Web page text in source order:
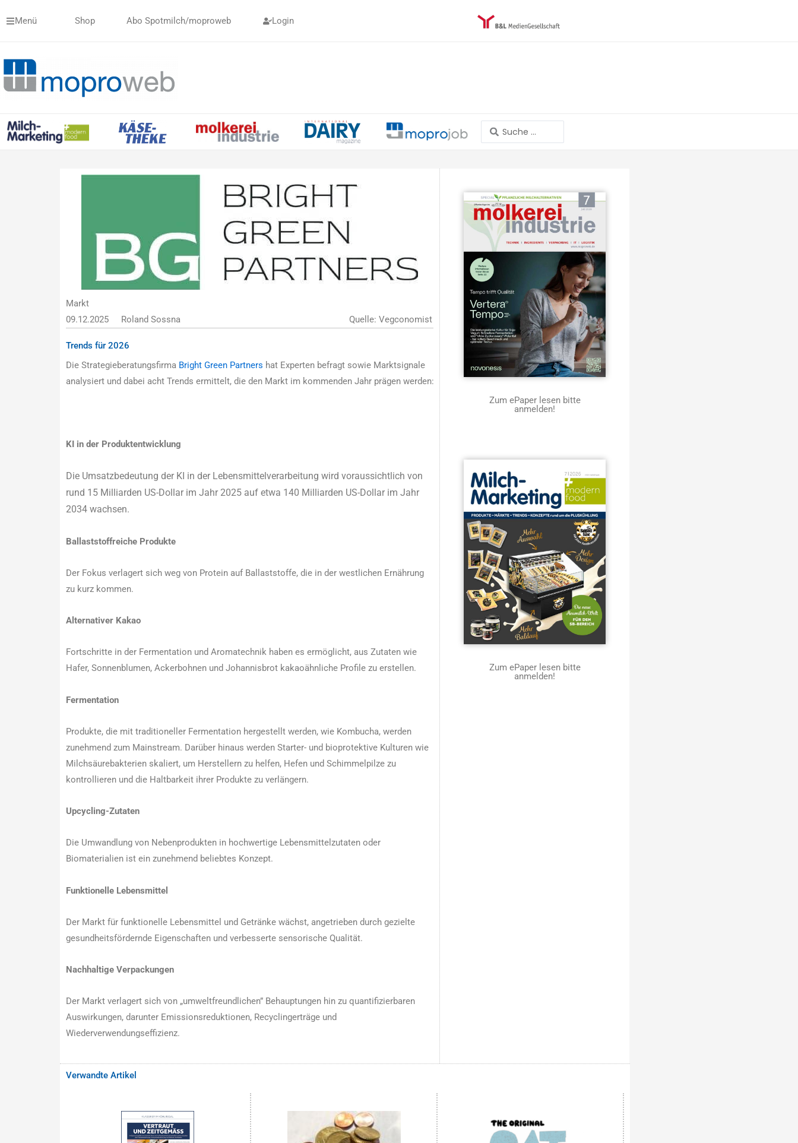
InhaltMenü Shop Abo Spotmilch/moproweb Login
Search
...
Markt
09.12.2025
Roland Sossna Quelle: Vegconomist
Trends für 2026
Die Strategieberatungsfirma Bright Green Partners hat Experten befragt sowie Marktsignale
analysiert und dabei acht Trends ermittelt, die den Markt im kommenden Jahr prägen werden:
KI in der Produktentwicklung
Die Umsatzbedeutung der KI in der Lebensmittelverarbeitung wird voraussichtlich von
rund 15 Milliarden US-Dollar im Jahr 2025 auf etwa 140 Milliarden US-Dollar im Jahr
2034 wachsen.
Ballaststoffreiche Produkte
Der Fokus verlagert sich weg von Protein auf Ballaststoffe, die in der westlichen Ernährung
zu kurz kommen.
Alternativer Kakao
Fortschritte in der Fermentation und Aromatechnik haben es ermöglicht, aus Zutaten wie
Hafer, Sonnenblumen, Ackerbohnen und Johannisbrot kakaoähnliche Profile zu erstellen.
Fermentation
Produkte, die mit traditioneller Fermentation hergestellt werden, wie Kombucha, werden
zunehmend zum Mainstream. Darüber hinaus werden Starter- und bioprotektive Kulturen wie
Milchsäurebakterien skaliert, um Herstellern zu helfen, Hefen und Schimmelpilze zu
kontrollieren und die Haltbarkeit ihrer Produkte zu verlängern.
Upcycling-Zutaten
Die Umwandlung von Nebenprodukten in hochwertige Lebensmittelzutaten oder
Biomaterialien ist ein zunehmend beliebtes Konzept.
Funktionelle Lebensmittel
Der Markt für funktionelle Lebensmittel und Getränke wächst, angetrieben durch gezielte
gesundheitsfördernde Eigenschaften und verbesserte sensorische Qualität.
Nachhaltige Verpackungen
Der Markt verlagert sich von „umweltfreundlichen” Behauptungen hin zu quantifizierbaren
Auswirkungen, darunter Emissionsreduktionen, Recyclingerträge und
Wiederverwendungseffizienz.
Zum ePaper lesen bitte
anmelden!
Zum ePaper lesen bitte
anmelden!
Verwandte Artikel